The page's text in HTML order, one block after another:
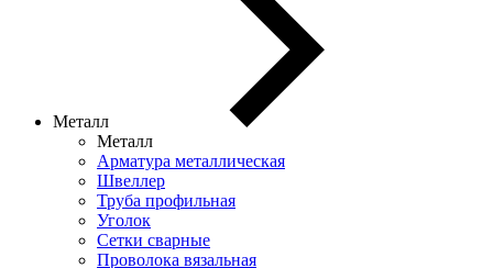
Металл
Металл
Арматура металлическая
Швеллер
Труба профильная
Уголок
Сетки сварные
Проволока вязальная